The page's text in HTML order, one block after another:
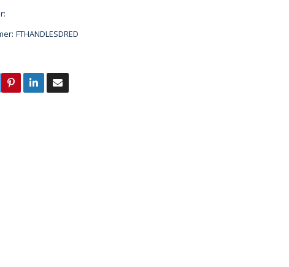
FTHANDLESDRED